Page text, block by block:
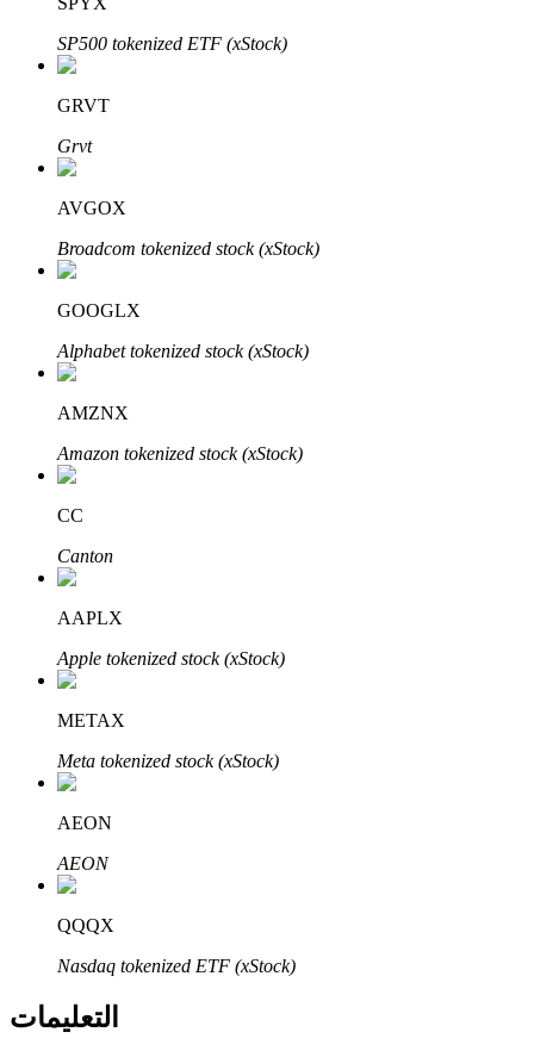
الاستثمار التلقائي
احصل على أرباح طويلة الأجل وفوائد مرنة
تعلم الستاكينغ
SP500 tokenized ETF (xStock)
GRVT
Grvt
AVGOX
Broadcom tokenized stock (xStock)
GOOGLX
Alphabet tokenized stock (xStock)
AMZNX
Amazon tokenized stock (xStock)
CC
Canton
AAPLX
Apple tokenized stock (xStock)
METAX
Meta tokenized stock (xStock)
AEON
AEON
QQQX
Nasdaq tokenized ETF (xStock)
التعليمات